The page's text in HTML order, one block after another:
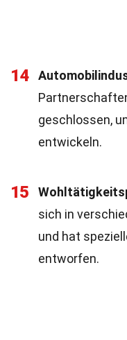
14
geschlossen,
entwickeln.
15
sich in
und hat
entworfen.